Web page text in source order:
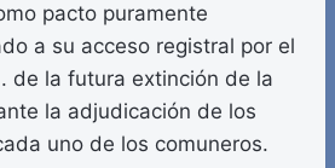
pacto puramente
a su acceso registral por el
de la futura extinción de la
la adjudicación de los
uno de los comuneros.